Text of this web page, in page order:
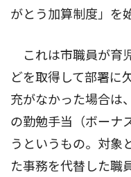
がとう加算制度」を
これは市職員が育
どを取得して部署に
充がなかった場合は
の勤勉手当（ボーナ
うというもの。対象
た事務を代替した職